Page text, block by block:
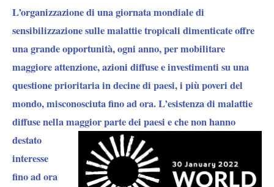
L’organizzazione di una giornata mondiale di
sensibilizzazione sulle malattie tropicali dimenticate offre
una grande opportunità, ogni anno, per mobilitare
maggiore attenzione, azioni diffuse e investimenti su una
questione prioritaria in decine di paesi, i più poveri del
mondo, misconosciuta fino ad ora. L’esistenza di malattie
diffuse nella maggiorparte dei paesi e che non hanno
destato
interesse
fino ad ora